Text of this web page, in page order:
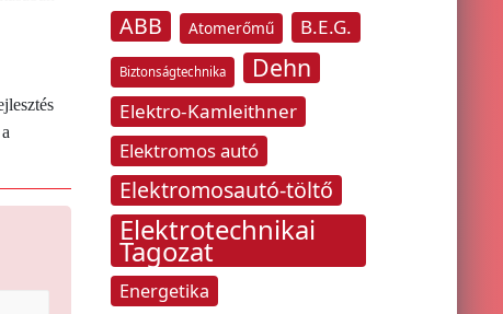
ABB Atomerőmű B.E.G.
Biztonságtechnika Dehn
Elektro-Kamleithner
Elektromos autó
Elektromosautó-töltő
Elektrotechnikai
Tagozat
Energetika